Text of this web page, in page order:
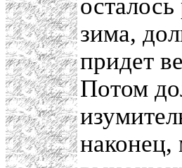
зима,
придет
Потом
наконец,